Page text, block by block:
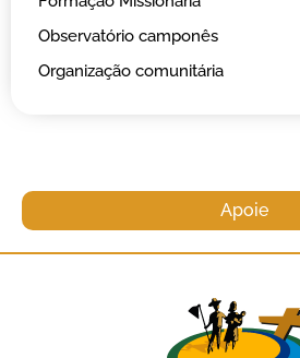
Observatório camponês
Organização comunitária
Apoie